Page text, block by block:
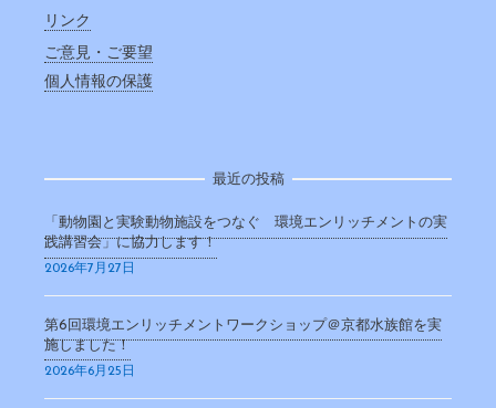
リンク
ご意見・ご要望
個人情報の保護
最近の投稿
「動物園と実験動物施設をつなぐ 環境エンリッチメントの実
践講習会」に協力します！
2026年7月27日
第6回環境エンリッチメントワークショップ＠京都水族館を実
施しました！
2026年6月25日